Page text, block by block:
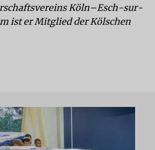
Köln–Esch-sur-
ist er Mitglied der Kölschen